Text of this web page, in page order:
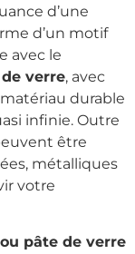
d’une
d’un motif
avec le
verre, avec
durable
infinie. Outre
être
métalliques
votre
pâte de verre